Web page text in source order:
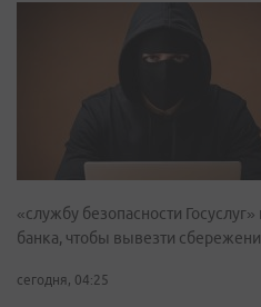
«службу безопасности
банка, чтобы вывезти
сегодня, 04:25